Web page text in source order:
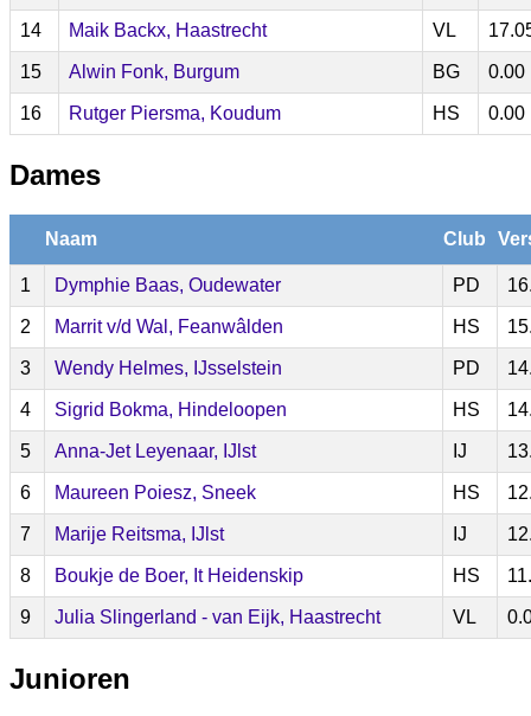
14 Maik Backx, Haastrecht VL
15 Alwin Fonk, Burgum BG 0.00
16 Rutger Piersma, Koudum HS 0.00
Dames
Naam Club
1 Dymphie Baas, Oudewater PD
2 Marrit v/d Wal, Feanwâlden HS
3 Wendy Helmes, IJsselstein PD
4 Sigrid Bokma, Hindeloopen HS
5 Anna-Jet Leyenaar, IJlst IJ
6 Maureen Poiesz, Sneek HS
7 Marije Reitsma, IJlst IJ
8 Boukje de Boer, It Heidenskip HS
9 Julia Slingerland - van Eijk, Haastrecht VL
Junioren